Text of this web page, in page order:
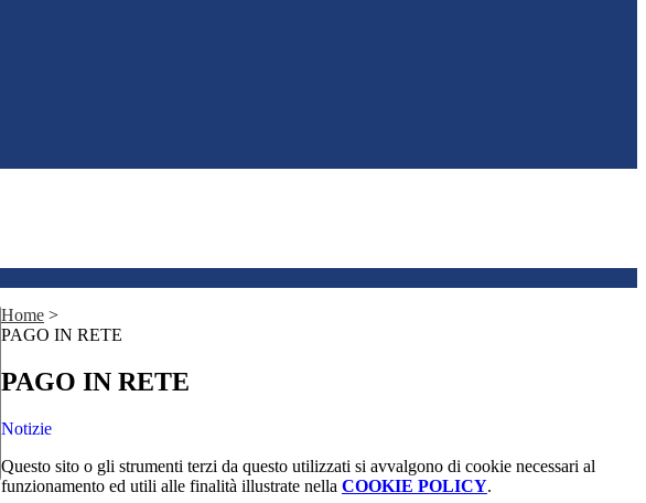
Home >
PAGO IN RETE
PAGO IN RETE
Notizie
Questo sito o gli strumenti terzi da questo utilizzati si avvalgono di cookie necessari al
funzionamento ed utili alle finalità illustrate nella COOKIE POLICY.